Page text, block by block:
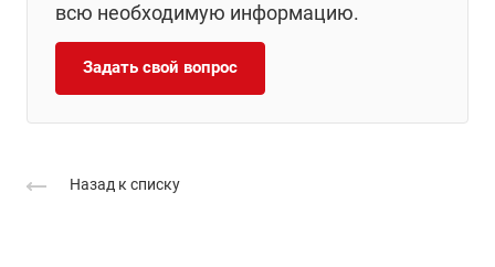
всю необходимую информацию.
Задать свой вопрос
Назад к списку